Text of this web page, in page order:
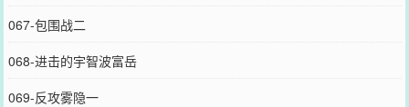
067-包围战二
068-进击的宇智波富岳
069-反攻雾隐一